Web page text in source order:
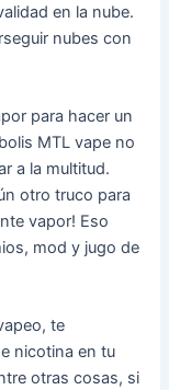
en la nube.
nubes con
para hacer un
MTL vape no
a la multitud.
otro truco para
vapor! Eso
mod y jugo de
te
nicotina en tu
otras cosas, si